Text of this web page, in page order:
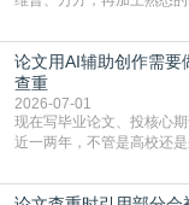
查数值误导。知网（CNKI
生联合比对库，能比历届
库，期刊投稿用AMLMC/
论文用AI辅助创作需要
查重
2026-07-01
现在写毕业论文、投核心
近一两年，不管是高校还
真的太亏。提前做AIGC检